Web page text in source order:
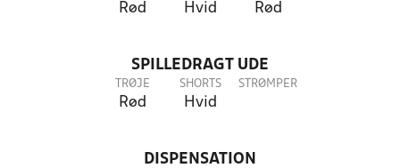
Rød Hvid Rød
SPILLEDRAGT UDE
TRØJE
Rød
SHORTS
Hvid
STRØMPER
DISPENSATION